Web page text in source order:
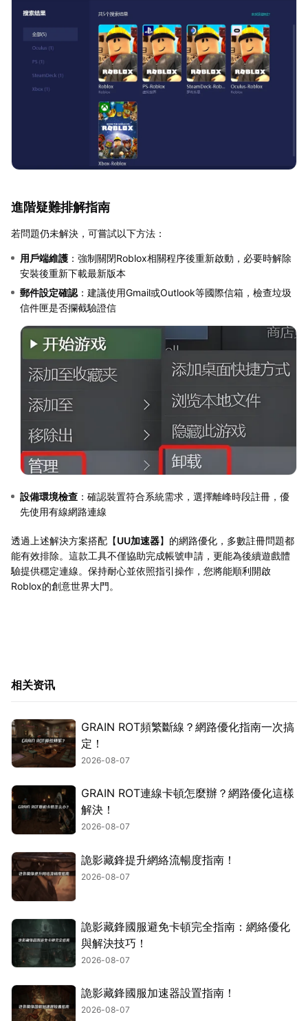
進階疑難排解指南
若問題仍未解決，可嘗試以下方法：
用戶端維護 ：強制關閉Roblox相關程序後重新啟動，必要時解除
安裝後重新下載最新版本
郵件設定確認 ：建議使用Gmail或Outlook等國際信箱，檢查垃圾
信件匣是否攔截驗證信
設備環境檢查 ：確認裝置符合系統需求，選擇離峰時段註冊，優
先使用有線網路連線
透過上述解決方案搭配【UU加速器】的網路優化，多數註冊問題都
能有效排除。這款工具不僅協助完成帳號申請，更能為後續遊戲體
驗提供穩定連線。保持耐心並依照指引操作，您將能順利開啟
Roblox的創意世界大門。
相关资讯
GRAIN ROT頻繁斷線？網路優化指南一次搞
定！
2026-08-07
GRAIN ROT連線卡頓怎麼辦？網路優化這樣
解決！
2026-08-07
詭影藏鋒提升網絡流暢度指南！
2026-08-07
詭影藏鋒國服避免卡頓完全指南：網絡優化
與解決技巧！
2026-08-07
詭影藏鋒國服加速器設置指南！
2026-08-07